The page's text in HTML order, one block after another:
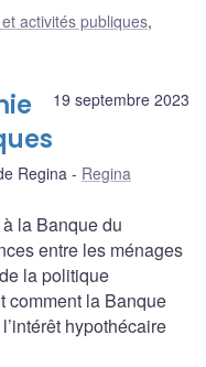
activités publiques,
19 septembre 2023
Regina
Regina
la Banque du
entre les ménages
la politique
comment la Banque
hypothécaire